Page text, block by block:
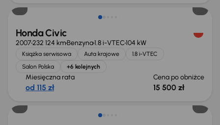
Honda Civic
2007232 124 kmBenzyna1.8 i-VTEC104 kW
Książka serwisowa Auta krajowe
1.8 i-VTEC
Salon Polska
+6 kolejnych
Miesięczna rata
od 115 zł
Cena po obniżce
15 500 zł